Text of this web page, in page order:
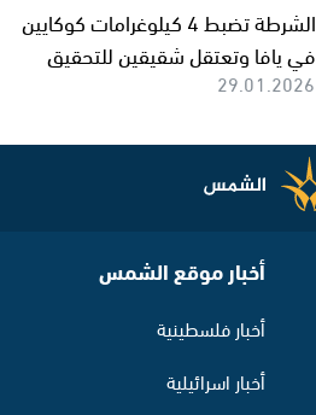
الشرطة تضبط 4 كيلوغرامات كوكايين
في يافا وتعتقل شقيقين للتحقيق
29.01.2026
أخبار موقع الشمس
أخبار فلسطينية
أخبار اسرائيلية